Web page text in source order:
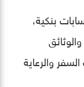
بنكية،
والرعاية